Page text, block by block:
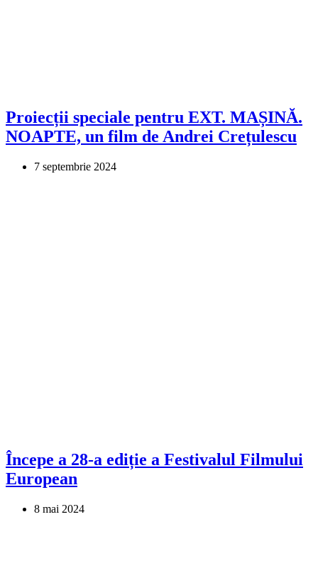
Proiecții speciale pentru EXT. MAȘINĂ.
NOAPTE, un film de Andrei Crețulescu
7 septembrie 2024
Începe a 28-a ediție a Festivalul Filmului
European
8 mai 2024